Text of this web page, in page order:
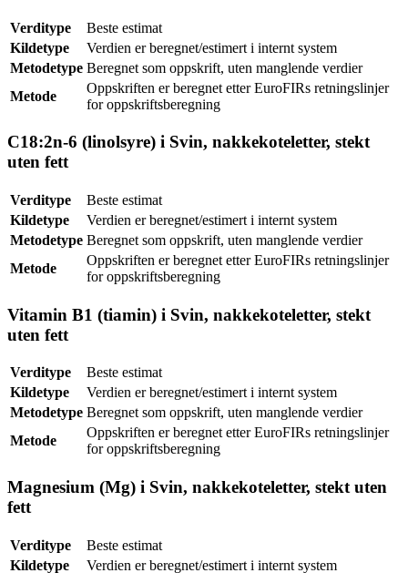
Verditype
Beste estimat
Kildetype
Verdien er beregnet/estimert i internt system
Metodetype Beregnet som oppskrift, uten manglende verdier
Metode
Oppskriften er beregnet etter EuroFIRs retningslinjer
for oppskriftsberegning
C18:2n-6 (linolsyre) i Svin, nakkekoteletter, stekt
uten fett
Verditype
Beste estimat
Kildetype
Verdien er beregnet/estimert i internt system
Metodetype Beregnet som oppskrift, uten manglende verdier
Metode
Oppskriften er beregnet etter EuroFIRs retningslinjer
for oppskriftsberegning
Vitamin B1 (tiamin) i Svin, nakkekoteletter, stekt
uten fett
Verditype
Beste estimat
Kildetype
Verdien er beregnet/estimert i internt system
Metodetype Beregnet som oppskrift, uten manglende verdier
Metode
Oppskriften er beregnet etter EuroFIRs retningslinjer
for oppskriftsberegning
Magnesium (Mg) i Svin, nakkekoteletter, stekt uten
fett
Verditype
Beste estimat
Kildetype
Verdien er beregnet/estimert i internt system